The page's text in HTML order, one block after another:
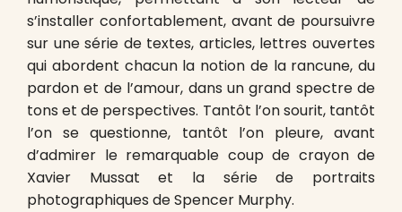
s’installer confortablement, avant de poursuivre
sur une série de textes, articles, lettres ouvertes
qui abordent chacun la notion de la rancune, du
pardon et de l’amour, dans un grand spectre de
tons et de perspectives. Tantôt l’on sourit, tantôt
l’on se questionne, tantôt l’on pleure, avant
d’admirer le remarquable coup de crayon de
Xavier Mussat et la série de portraits
photographiques de Spencer Murphy.